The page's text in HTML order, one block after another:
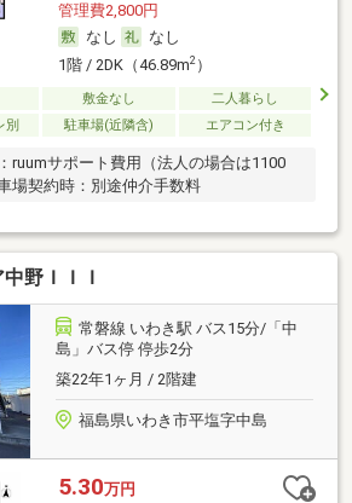
管理費2,800円
なし
なし
1階 / 2DK（46.89m2）
敷金なし
二人暮らし
別
駐車場(近隣含) エアコン付き
ruumサポート費用（法人の場合は1100
契約時：別途仲介手数料
野ＩＩＩ
常磐線 いわき駅 バス15分/「中
島」バス停 停歩2分
築22年1ヶ月 / 2階建
福島県いわき市平塩字中島
5.30万円